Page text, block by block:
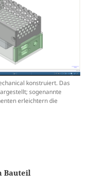
konstruiert. Das
sogenannte
erleichtern die
Bauteil